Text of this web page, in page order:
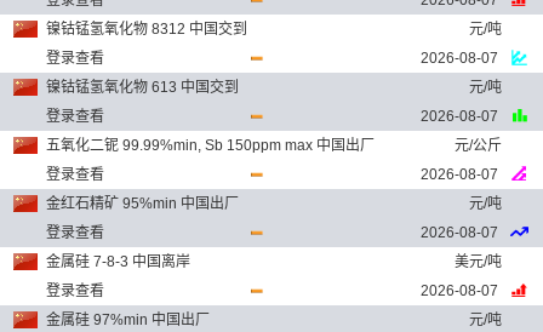
镍钴锰氢氧化物 8312 中国交到
元/吨
登录查看
2026-08-07
镍钴锰氢氧化物 613 中国交到
元/吨
登录查看
2026-08-07
五氧化二铌 99.99%min, Sb 150ppm max 中国出厂
元/公斤
登录查看
2026-08-07
金红石精矿 95%min 中国出厂
元/吨
登录查看
2026-08-07
金属硅 7-8-3 中国离岸
美元/吨
登录查看
2026-08-07
金属硅 97%min 中国出厂
元/吨